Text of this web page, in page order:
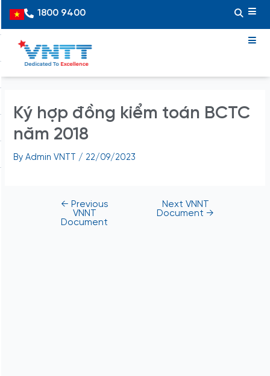
content
Vietnamese
1800 9400
Ký hợp đồng kiểm toán BCTC
năm 2018
ByAdmin VNTT / 22/09/2023
navigation
← Previous
VNNT
Document
Next VNNT
Document →